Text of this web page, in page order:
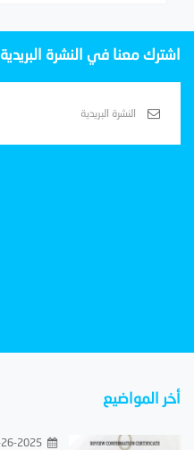
اشترك معنا في النشرة البريدية
أخر المواضيع
11-26-2025 10:59 مساءً